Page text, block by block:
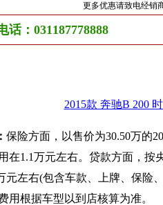
更多优惠请致电经销
话：031187778888
2015款 奔驰B 200
保险方面，以售价为30.50万的
在1.1万元左右。贷款方面，按
元左右(包含车款、上牌、保险
用根据车型以到店核算为准。